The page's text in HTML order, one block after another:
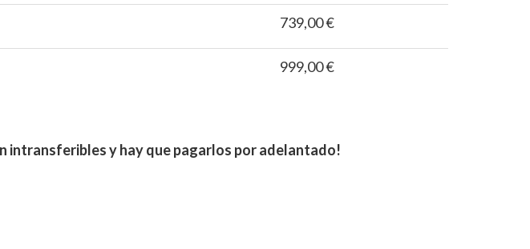
739,00 €
999,00 €
intransferibles y hay que pagarlos por adelantado!